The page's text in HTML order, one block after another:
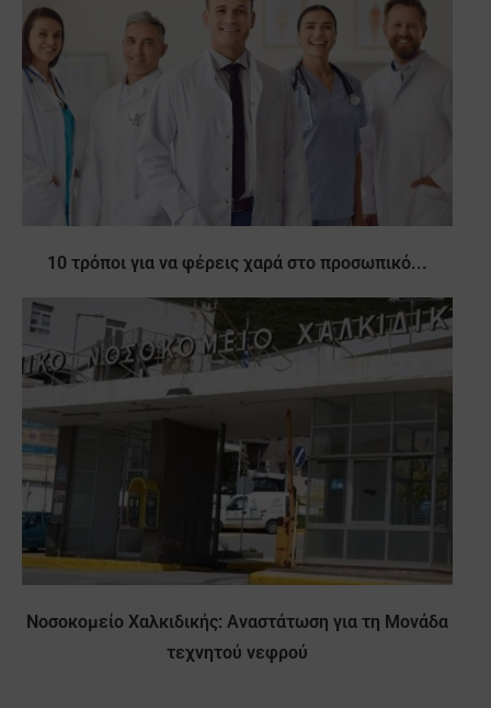
10 τρόποι για να φέρεις χαρά στο προσωπικό...
Νοσοκομείο Χαλκιδικής: Αναστάτωση για τη Μονάδα
τεχνητού νεφρού